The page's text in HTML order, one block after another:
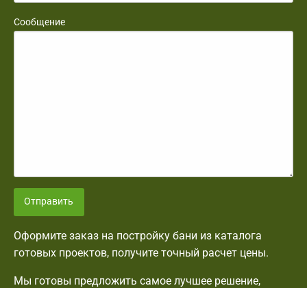
Сообщение
Отправить
Оформите заказ на постройку бани из каталога
готовых проектов, получите точный расчет цены.
Мы готовы предложить самое лучшее решение,